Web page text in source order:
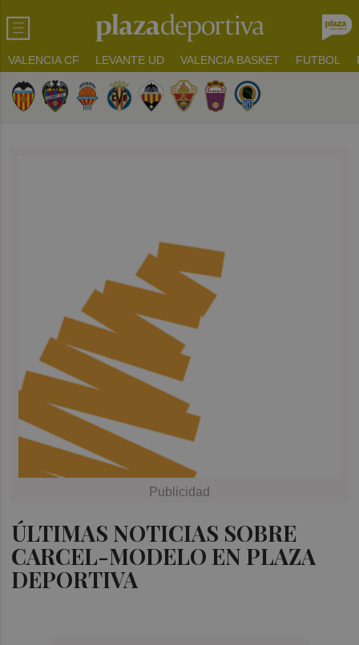
VALENCIA CF LEVANTE UD VALENCIA BASKET FUTBOL
ÚLTIMAS NOTICIAS SOBRE
CARCEL-MODELO EN PLAZA
DEPORTIVA